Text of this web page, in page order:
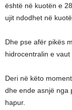
është në kuotën e
ujit ndodhet në
Dhe pse afër pikës
hidrocentralin e vaut
Deri në këto
dhe ende asnjë nga
hapur.